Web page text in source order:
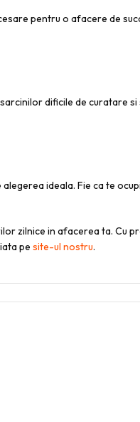
pentru o afacere de
dificile de curatare
ideala. Fie ca te
zilnice in afacerea ta. Cu
pe site-ul nostru.